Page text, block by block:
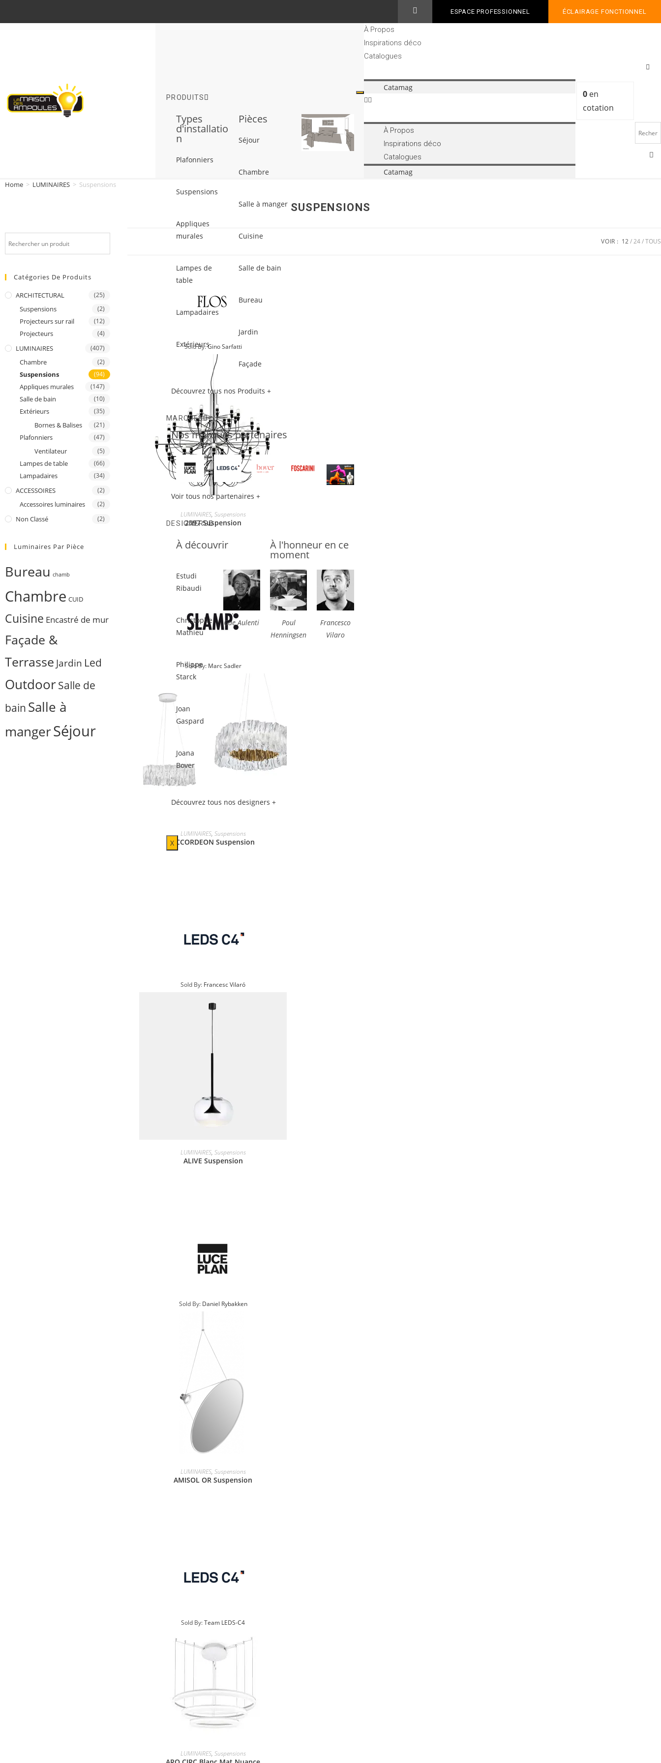
ESPACE PROFESSIONNEL ÉCLAIRAGE FONCTIONNEL
PRODUITS
Types
d'installatio
n
Plafonniers
Suspensions
Appliques
murales
Lampes de
table
Lampadaires
Extérieurs
Pièces
Séjour
Chambre
Salle à manger
Cuisine
Salle de bain
Bureau
Jardin
Façade
Découvrez tous nos Produits +
MARQUES
Nos marques partenaires
Voir tous nos partenaires +
DESIGNERS
À découvrir À l'honneur en ce
moment
Estudi
Ribaudi
Christophe
Mathieu
Philippe
Starck
Joan
Gaspard
Joana
Bover
Gae Aulenti
Poul
Henningsen
Francesco
Vilaro
Découvrez tous nos designers +
X
À Propos
Inspirations déco
Catalogues
Catamag
À Propos
Inspirations déco
Catalogues
Catamag
0 en
cotation
Home > LUMINAIRES > Suspensions
SUSPENSIONS
Catégories De Produits
ARCHITECTURAL (25)
Suspensions (2)
Projecteurs sur rail (12)
Projecteurs (4)
LUMINAIRES (407)
Chambre (2)
Suspensions (94)
Appliques murales (147)
Salle de bain (10)
Extérieurs (35)
Bornes & Balises (21)
Plafonniers (47)
Ventilateur (5)
Lampes de table (66)
Lampadaires (34)
ACCESSOIRES (2)
Accessoires luminaires (2)
Non Classé (2)
Luminaires Par Pièce
Bureau chamb
Chambre CUID
Cuisine Encastré de mur
Façade &
Terrasse Jardin Led
OutdoorSalle de
bain Salle à
mangerSéjour
VOIR : 12 24 TOUS
Sold By:Gino Sarfatti
LUMINAIRES, Suspensions
2097 Suspension
Sold By: Marc Sadler
LUMINAIRES, Suspensions
ACCORDEON Suspension
Sold By: Francesc Vilaró
LUMINAIRES, Suspensions
ALIVE Suspension
Sold By: Daniel Rybakken
LUMINAIRES, Suspensions
AMISOL OR Suspension
Sold By:Team LEDS-C4
LUMINAIRES, Suspensions